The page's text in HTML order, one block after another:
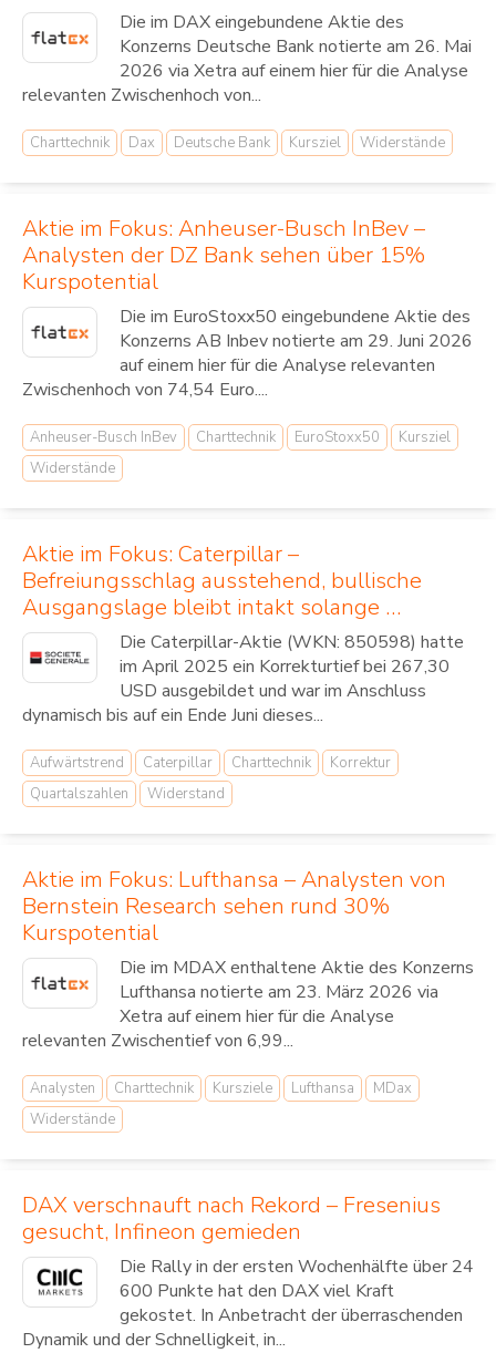
Die im DAX eingebundene Aktie des
Konzerns Deutsche Bank notierte am 26. Mai
2026 via Xetra auf einem hier für die Analyse
relevanten Zwischenhoch von...
Charttechnik Dax Deutsche Bank Kursziel Widerstände
Aktie im Fokus: Anheuser-Busch InBev –
Analysten der DZ Bank sehen über 15%
Kurspotential
Die im EuroStoxx50 eingebundene Aktie des
Konzerns AB Inbev notierte am 29. Juni 2026
auf einem hier für die Analyse relevanten
Zwischenhoch von 74,54 Euro....
Anheuser-Busch InBev Charttechnik EuroStoxx50
Kursziel
Widerstände
Aktie im Fokus: Caterpillar –
Befreiungsschlag ausstehend, bullische
Ausgangslage bleibt intakt solange …
Die Caterpillar-Aktie (WKN: 850598) hatte
im April 2025 ein Korrekturtief bei 267,30
USD ausgebildet und war im Anschluss
dynamisch bis auf ein Ende Juni dieses...
Aufwärtstrend Caterpillar Charttechnik
Korrektur
Quartalszahlen
Widerstand
Aktie im Fokus: Lufthansa – Analysten von
Bernstein Research sehen rund 30%
Kurspotential
Die im MDAX enthaltene Aktie des Konzerns
Lufthansa notierte am 23. März 2026 via
Xetra auf einem hier für die Analyse
relevanten Zwischentief von 6,99...
Analysten Charttechnik Kursziele Lufthansa
MDax
Widerstände
DAX verschnauft nach Rekord – Fresenius
gesucht, Infineon gemieden
Die Rally in der ersten Wochenhälfte über 24
600 Punkte hat den DAX viel Kraft
gekostet. In Anbetracht der überraschenden
Dynamik und der Schnelligkeit, in...